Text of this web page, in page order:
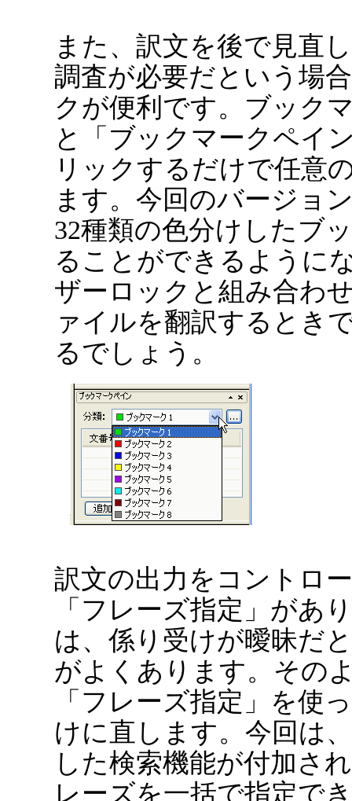
また、訳文を後で見直
調査が必要だという場
クが便利です。ブック
と「ブックマークペイ
リックするだけで任意
ます。今回のバージョ
32種類の色分けしたブ
ることができるように
ザーロックと組み合わ
ァイルを翻訳するとき
るでしょう。
訳文の出力をコントロ
「フレーズ指定」があ
は、係り受けが曖昧だ
がよくあります。その
「フレーズ指定」を使
けに直します。今回は
した検索機能が付加さ
レーズを一括で指定で